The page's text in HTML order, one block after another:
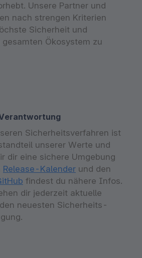
Unsere Partner und
nach strengen Kriterien
Sicherheit und
Ökosystem zu
Sicherheitsverfahren ist
unserer Werte und
dir eine sichere Umgebung
Release-Kalender und den
findest du nähere Infos.
dir jederzeit aktuelle
neuesten Sicherheits-